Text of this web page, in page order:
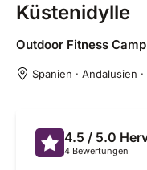
Küstenidylle
Outdoor Fitness
Spanien · Andalusien
4.5 / 5.0
4 Bewertungen